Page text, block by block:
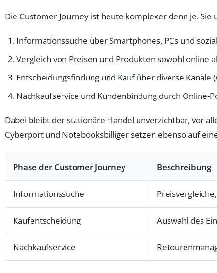
Die Customer Journey ist heute komplexer denn je.
Informationssuche über Smartphones, PCs und
Vergleich von Preisen und Produkten sowohl online
Entscheidungsfindung und Kauf über diverse Kanäle
Nachkaufservice und Kundenbindung durch Online-
Dabei bleibt der stationäre Handel unverzichtbar, vor
Cyberport und Notebooksbilliger setzen ebenso auf
Phase der Customer Journey Beschreibung
Informationssuche
Kaufentscheidung Auswahl des
Nachkaufservice